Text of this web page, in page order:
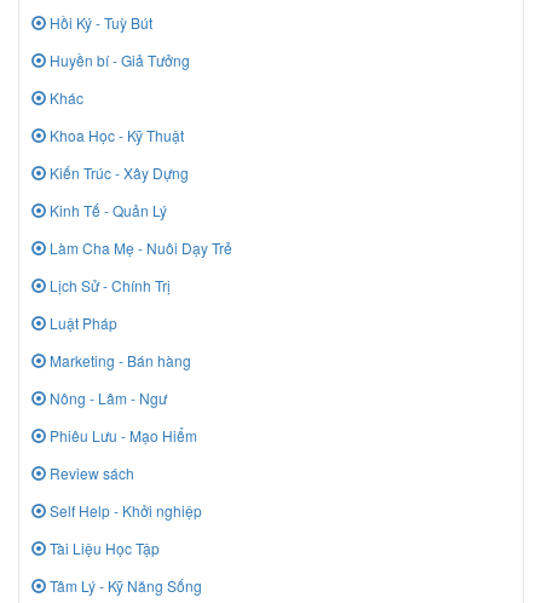
Hồi Ký - Tuỳ Bút
Huyền bí - Giả Tưởng
Khác
Khoa Học - Kỹ Thuật
Kiến Trúc - Xây Dựng
Kinh Tế - Quản Lý
Làm Cha Mẹ - Nuôi Dạy Trẻ
Lịch Sử - Chính Trị
Luật Pháp
Marketing - Bán hàng
Nông - Lâm - Ngư
Phiêu Lưu - Mạo Hiểm
Review sách
Self Help - Khởi nghiệp
Tài Liệu Học Tập
Tâm Lý - Kỹ Năng Sống